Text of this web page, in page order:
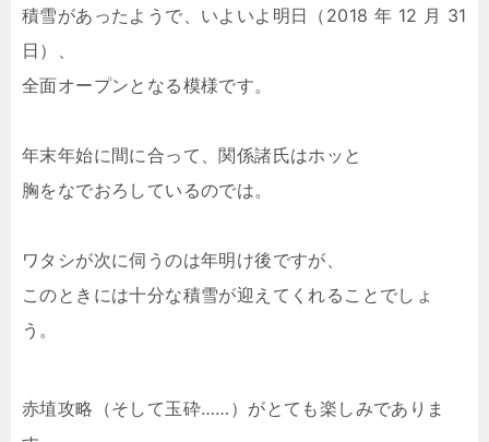
積雪があったようで、いよいよ明日（2018 年 12 月 31
日）、
全面オープンとなる模様です。
年末年始に間に合って、関係諸氏はホッと
胸をなでおろしているのでは。
ワタシが次に伺うのは年明け後ですが、
このときには十分な積雪が迎えてくれることでしょ
う。
赤埴攻略（そして玉砕……）がとても楽しみでありま